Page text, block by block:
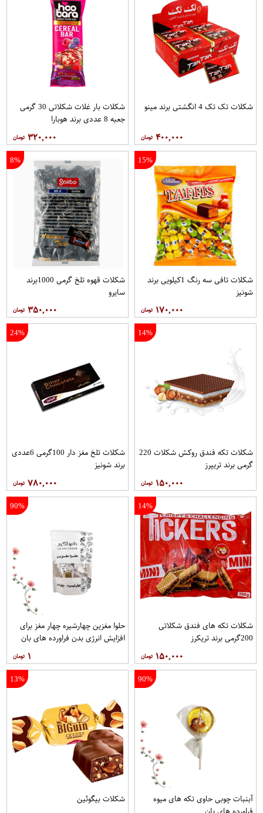
شکلات تک تک 4 انگشتی برند مینو
۴۰۰,۰۰۰
شکلات بار غلات شکلاتی 30 گرمی
جعبه 8 عددی برند هوبارا
۳۲۰,۰۰۰
15%
شکلات تافی سه رنگ 1کیلویی برند
شونیز
۱۷۰,۰۰۰
8%
شکلات قهوه تلخ گرمی 1000برند
سایرو
۳۵۰,۰۰۰
14%
شکلات تکه فندق روکش شکلات 220
گرمی برند تریپرز
۱۵۰,۰۰۰
24%
شکلات تلخ مغز دار 100گرمی 6عددی
برند شونیز
۷۸۰,۰۰۰
14%
شکلات تکه های فندق شکلاتی
200گرمی برند تریکرز
۱۵۰,۰۰۰
90%
حلوا مغزین چهارشیره چهار مغز برای
افزایش انرژی بدن فراورده های بان
۱
90%
آبنبات چوبی حاوی تکه های میوه
13%
شکلات بیگوئین